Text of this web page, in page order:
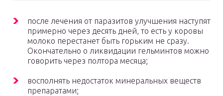
после лечения от паразитов улучшения наступят
примерно через десять дней, то есть у коровы
молоко перестанет быть горьким не сразу.
Окончательно о ликвидации гельминтов можно
говорить через полтора месяца;
восполнять недостаток минеральных веществ
препаратами;